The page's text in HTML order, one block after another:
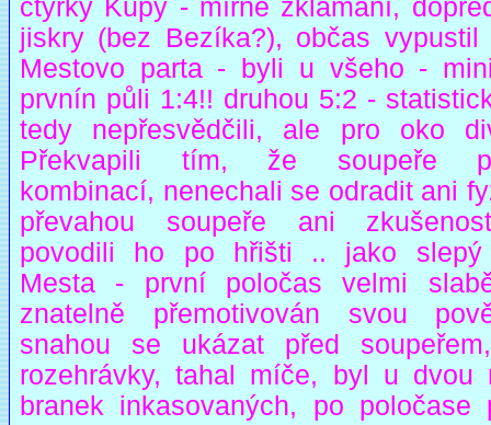
čtyřky Kupy - mírné zklamání,
jiskry (bez Bezíka?), občas vypustil
Mestovo parta - byli u všeho -
prvnín půli 1:4!! druhou 5:2 -
tedy nepřesvědčili, ale pro oko
Překvapili tím, že soupeře
kombinací, nenechali se odradit ani
převahou soupeře ani
povodili ho po hřišti .. jako slepý
Mesta - první poločas velmi
znatelně přemotivován svou
snahou se ukázat před
rozehrávky, tahal míče, byl u dvou
branek inkasovaných, po poločase